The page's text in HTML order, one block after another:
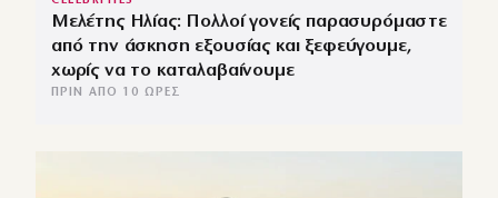
Μελέτης Ηλίας: Πολλοί γονείς παρασυρόμαστε
από την άσκηση εξουσίας και ξεφεύγουμε,
χωρίς να το καταλαβαίνουμε
ΠΡΙΝ ΑΠΌ 10 ΏΡΕΣ